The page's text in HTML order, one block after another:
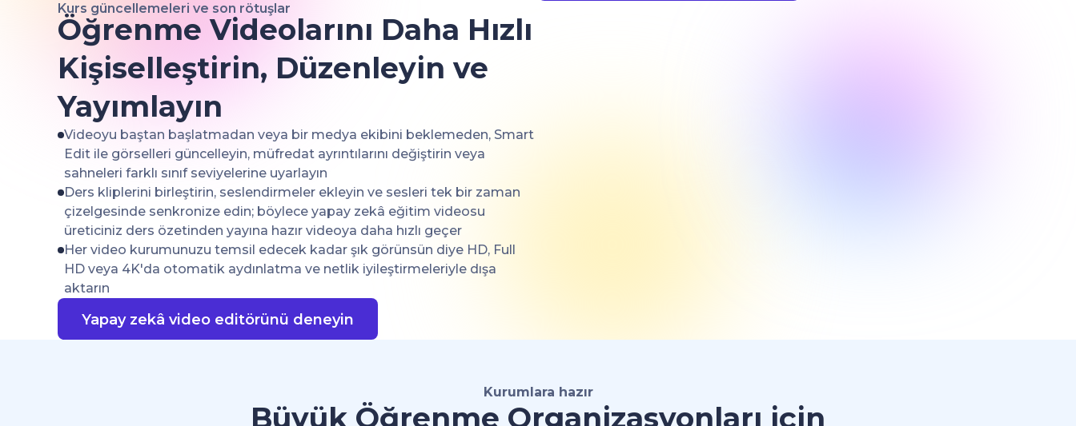
Kurs güncellemeleri ve son rötuşlar
Öğrenme Videolarını Daha Hızlı
Kişiselleştirin, Düzenleyin ve
Yayımlayın
Videoyu baştan başlatmadan veya bir medya ekibini beklemeden, Smart
Edit ile görselleri güncelleyin, müfredat ayrıntılarını değiştirin veya
sahneleri farklı sınıf seviyelerine uyarlayın
Ders kliplerini birleştirin, seslendirmeler ekleyin ve sesleri tek bir zaman
çizelgesinde senkronize edin; böylece yapay zekâ eğitim videosu
üreticiniz ders özetinden yayına hazır videoya daha hızlı geçer
Her video kurumunuzu temsil edecek kadar şık görünsün diye HD, Full
HD veya 4K'da otomatik aydınlatma ve netlik iyileştirmeleriyle dışa
aktarın
Yapay zekâ video editörünü deneyin
Kurumlara hazır
Büyük Öğrenme Organizasyonları için